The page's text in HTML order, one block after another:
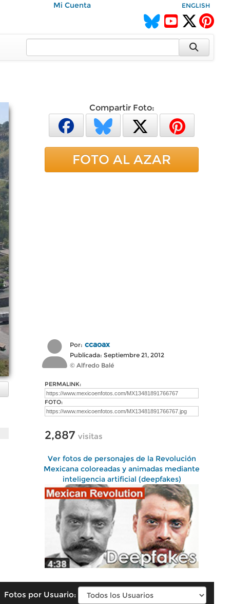
Mi Cuenta ENGLISH
Compartir Foto:
FOTO AL AZAR
Por: ccaoax
Publicada: Septiembre 21, 2012
© Alfredo Balé
PERMALINK:
FOTO:
2,887 visitas
Ver fotos de personajes de la Revolución
Mexicana coloreadas y animadas mediante
inteligencia artificial (deepfakes)
Fotos por Usuario: